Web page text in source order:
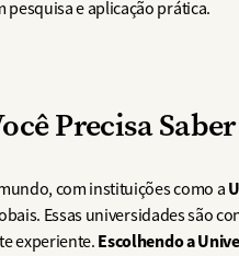
pesquisa e aplicação prática.
Precisa Saber
com instituições como a
Essas universidades são
experiente. Escolhendo a